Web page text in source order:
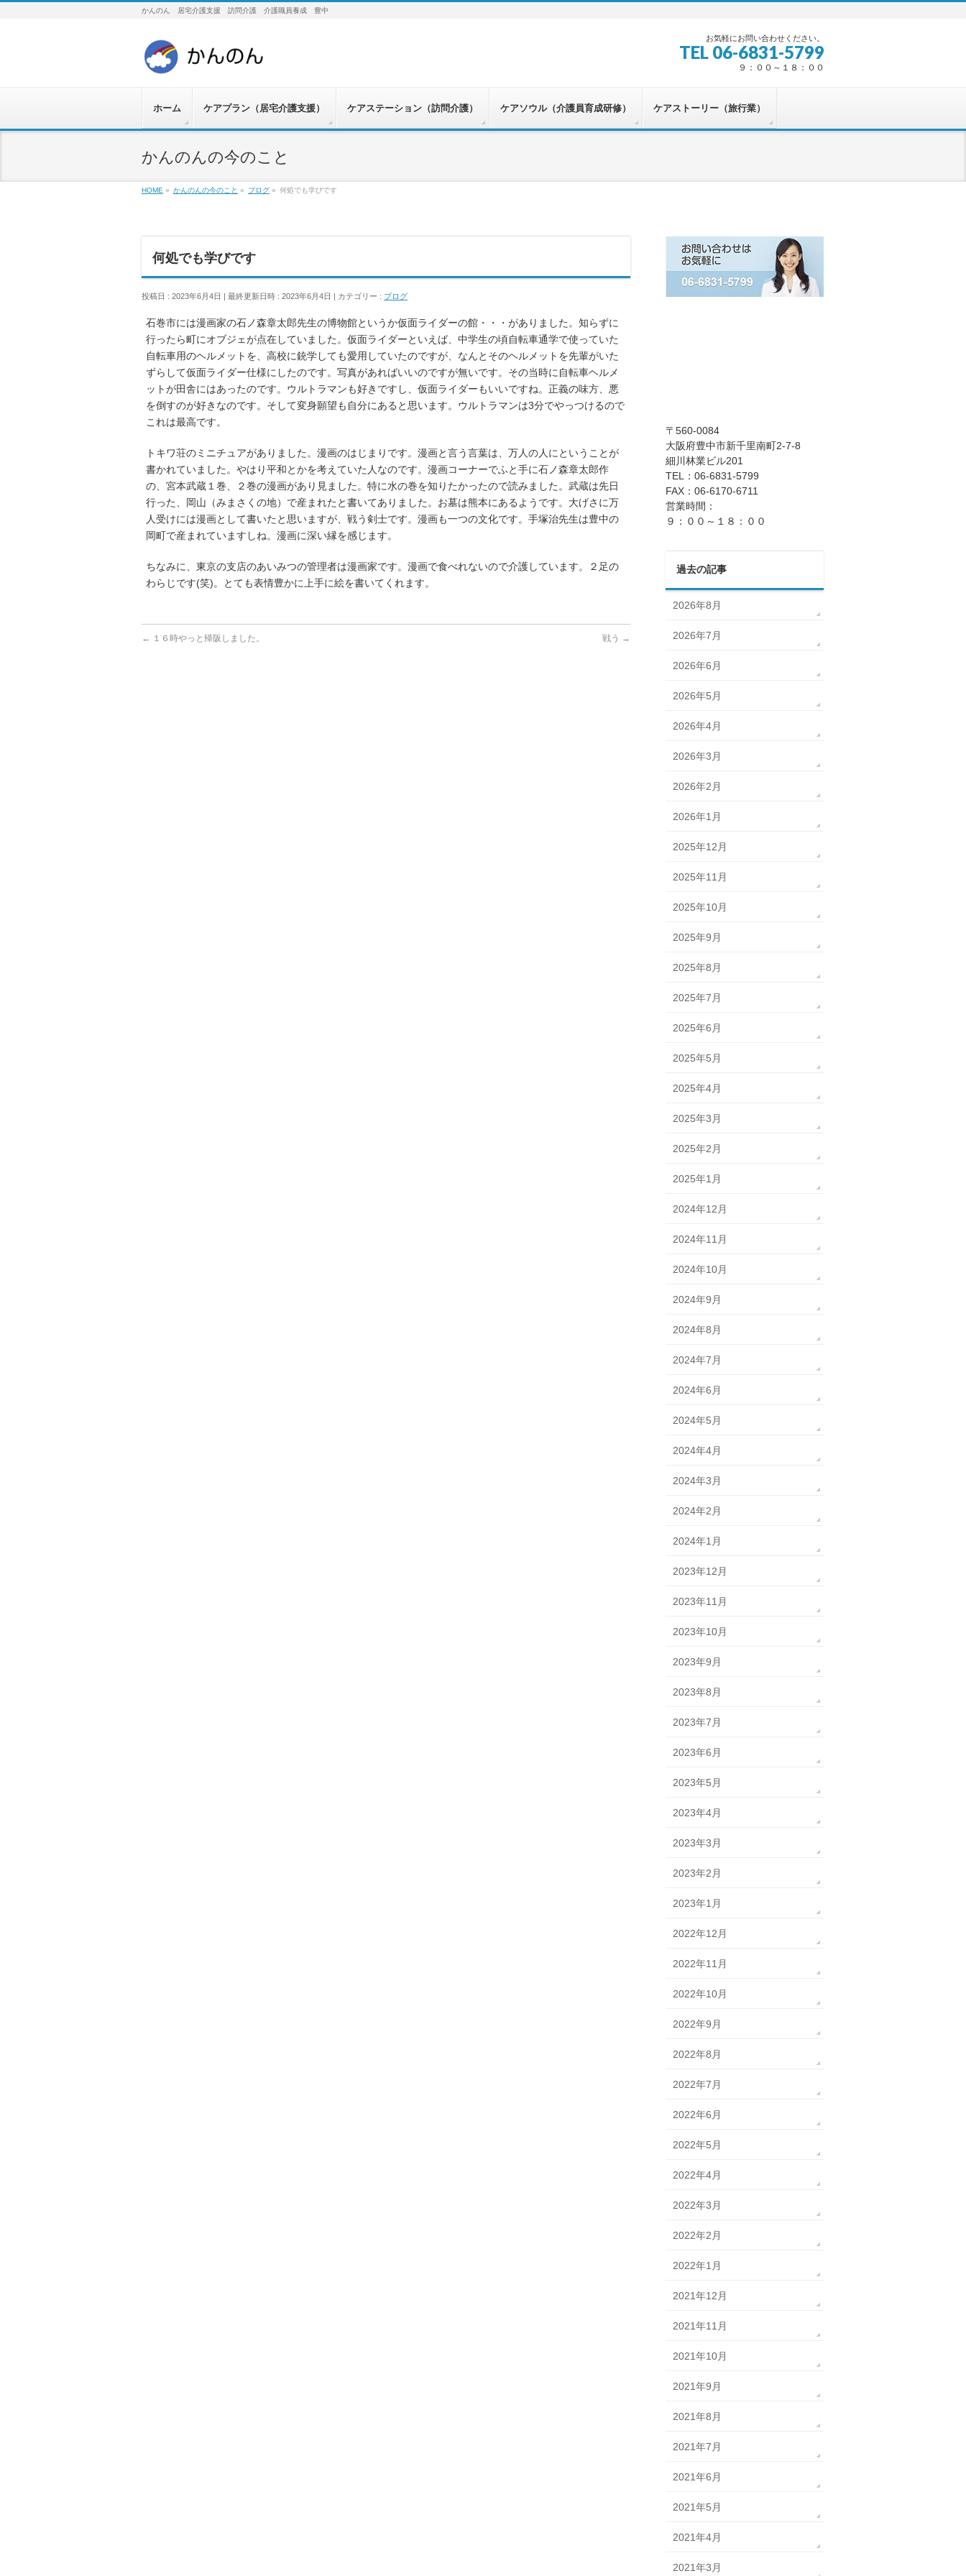
かんのん 居宅介護支援 訪問介護 介護職員養成 豊中
お気軽にお問い合わせください。
TEL 06-6831-5799
９：００～１８：００
ホーム ケアプラン（居宅介護支援） ケアステーション（訪問介護） ケアソウル（介護員育成研修） ケアストーリー（旅行業）
かんのんの今のこと
HOME » かんのんの今のこと » ブログ » 何処でも学びです
何処でも学びです
投稿日 : 2023年6月4日 最終更新日時 : 2023年6月4日 カテゴリー : ブログ
石巻市には漫画家の石ノ森章太郎先生の博物館というか仮面ライダーの館・・・がありました。知らずに
行ったら町にオブジェが点在していました。仮面ライダーといえば、中学生の頃自転車通学で使っていた
自転車用のヘルメットを、高校に銃学しても愛用していたのですが、なんとそのヘルメットを先輩がいた
ずらして仮面ライダー仕様にしたのです。写真があればいいのですが無いです。その当時に自転車ヘルメ
ットが田舎にはあったのです。ウルトラマンも好きですし、仮面ライダーもいいですね。正義の味方、悪
を倒すのが好きなのです。そして変身願望も自分にあると思います。ウルトラマンは3分でやっつけるので
これは最高です。
トキワ荘のミニチュアがありました。漫画のはじまりです。漫画と言う言葉は、万人の人にということが
書かれていました。やはり平和とかを考えていた人なのです。漫画コーナーでふと手に石ノ森章太郎作
の、宮本武蔵１巻、２巻の漫画があり見ました。特に水の巻を知りたかったので読みました。武蔵は先日
行った、岡山（みまさくの地）で産まれたと書いてありました。お墓は熊本にあるようです。大げさに万
人受けには漫画として書いたと思いますが、戦う剣士です。漫画も一つの文化です。手塚治先生は豊中の
岡町で産まれていますしね。漫画に深い縁を感じます。
ちなみに、東京の支店のあいみつの管理者は漫画家です。漫画で食べれないので介護しています。２足の
わらじです(笑)。とても表情豊かに上手に絵を書いてくれます。
← １６時やっと帰阪しました。 戦う →
〒560-0084
大阪府豊中市新千里南町2-7-8
細川林業ビル201
TEL：06-6831-5799
FAX：06-6170-6711
営業時間：
９：００～１８：００
過去の記事
2026年8月
2026年7月
2026年6月
2026年5月
2026年4月
2026年3月
2026年2月
2026年1月
2025年12月
2025年11月
2025年10月
2025年9月
2025年8月
2025年7月
2025年6月
2025年5月
2025年4月
2025年3月
2025年2月
2025年1月
2024年12月
2024年11月
2024年10月
2024年9月
2024年8月
2024年7月
2024年6月
2024年5月
2024年4月
2024年3月
2024年2月
2024年1月
2023年12月
2023年11月
2023年10月
2023年9月
2023年8月
2023年7月
2023年6月
2023年5月
2023年4月
2023年3月
2023年2月
2023年1月
2022年12月
2022年11月
2022年10月
2022年9月
2022年8月
2022年7月
2022年6月
2022年5月
2022年4月
2022年3月
2022年2月
2022年1月
2021年12月
2021年11月
2021年10月
2021年9月
2021年8月
2021年7月
2021年6月
2021年5月
2021年4月
2021年3月